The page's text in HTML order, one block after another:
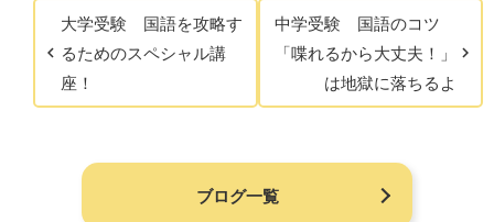
大学受験 国語を攻略す
るためのスペシャル講
座！
中学受験 国語のコツ
「喋れるから大丈夫！」
は地獄に落ちるよ
ブログ一覧